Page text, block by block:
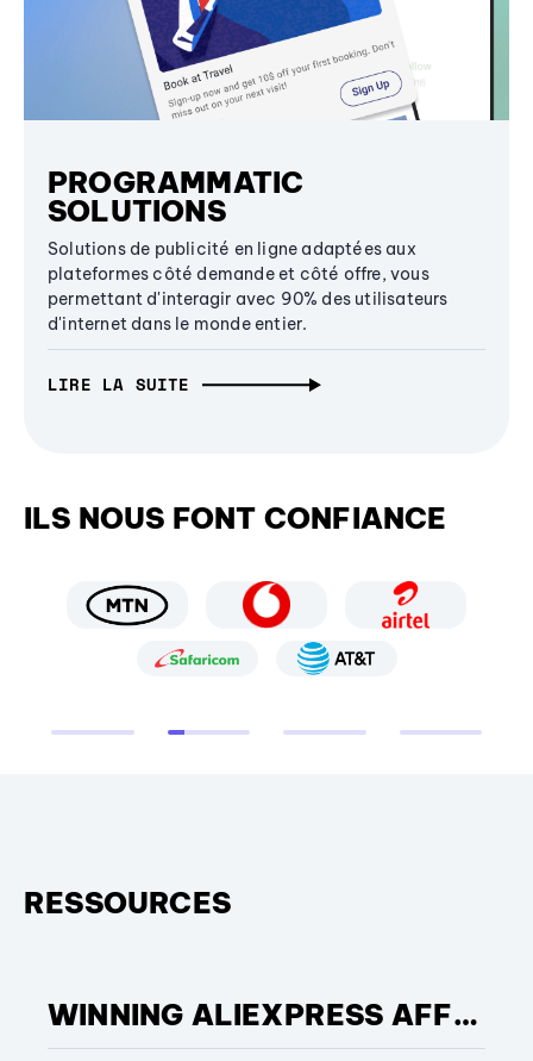
PROGRAMMATIC
SOLUTIONS
Solutions de publicité en ligne adaptées aux
plateformes côté demande et côté offre, vous
permettant d'interagir avec 90% des utilisateurs
d'internet dans le monde entier.
LIRE LA SUITE
ILS NOUS FONT CONFIANCE
RESSOURCES
WINNING ALIEXPRESS AFFILIATE OF THE YEAR: THE POWER OF COMMERCIAL EXECUTION